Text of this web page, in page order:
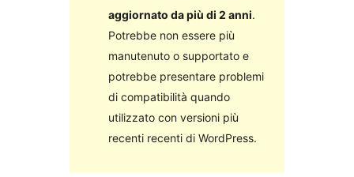
aggiornato da più di 2 anni.
Potrebbe non essere più
manutenuto o supportato e
potrebbe presentare problemi
di compatibilità quando
utilizzato con versioni più
recenti recenti di WordPress.